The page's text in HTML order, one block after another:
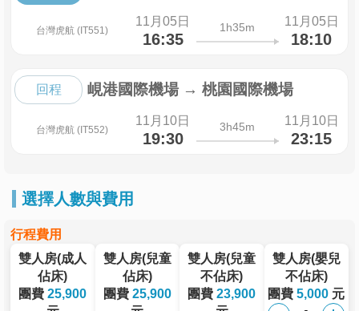
台灣虎航 (IT551)
11月05日
16:35
1h35m 11月05日
18:10
回程 峴港國際機場 → 桃園國際機場
台灣虎航 (IT552)
11月10日
19:30
3h45m 11月10日
23:15
選擇人數與費用
行程費用
雙人房(成人
佔床)
團費25,900
雙人房(兒童
佔床)
團費 25,900
雙人房(兒童
不佔床)
團費23,900
雙人房(嬰兒
不佔床)
團費5,000 元